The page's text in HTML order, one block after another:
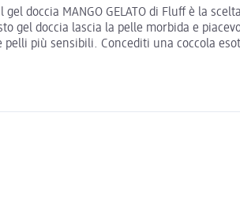
doccia MANGO GELATO di Fluff è la
gel doccia lascia la pelle morbida e
più sensibili. Concediti una coccola